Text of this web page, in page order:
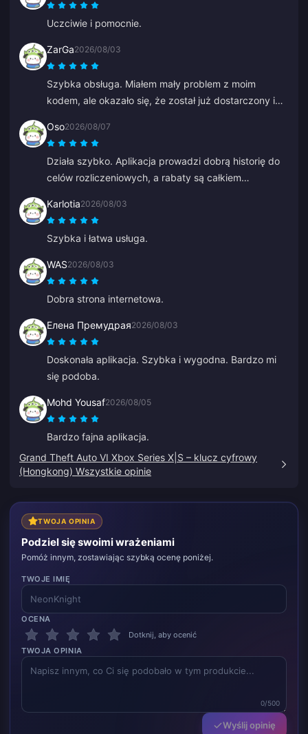
Uczciwie i pomocnie.
ZarGa2026/08/03
Szybka obsługa. Miałem mały problem z moim
kodem, ale okazało się, że został już dostarczony i
wsparcia problem został rozwiązany dzięki pomocy
Anny.
Oso2026/08/07
Działa szybko. Aplikacja prowadzi dobrą historię do
celów rozliczeniowych, a rabaty są całkiem
Karlotia2026/08/03
Szybka i łatwa usługa.
WAS2026/08/03
Dobra strona internetowa.
Елена Премудрая2026/08/03
Doskonała aplikacja. Szybka i wygodna. Bardzo mi
się podoba.
Mohd Yousaf2026/08/05
Bardzo fajna aplikacja.
Grand Theft Auto VI Xbox Series X|S – klucz cyfrowy
(Hongkong) Wszystkie opinie
TWOJA OPINIA
Podziel się swoimi wrażeniami
Pomóż innym, zostawiając szybką ocenę poniżej.
TWOJE IMIĘ
OCENA
Dotknij, aby ocenić
TWOJA OPINIA
0/500
Wyślij opinię